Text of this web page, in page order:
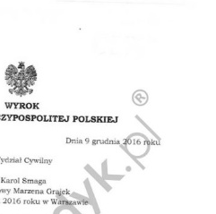
Negocjacje z wierzycielami
Doradztwo & konsulting